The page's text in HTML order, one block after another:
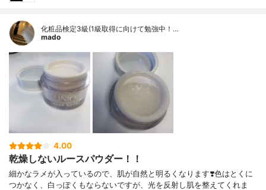
化粧品検定3級(1級取得に向けて勉強中！…
mado
4.00
乾燥しないルースパウダー！！
細かなラメが入っているので、肌が自然と明るくなります❣️色はとくに
つかなく、白っぽくもならないですが、光を反射し肌を整えてくれま